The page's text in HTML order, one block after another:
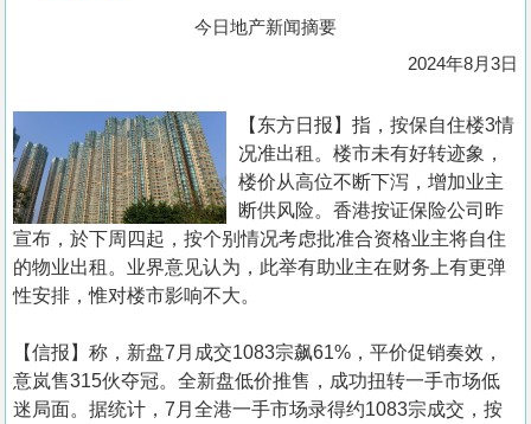
置
业
手
册
关
我
们
今日地产新闻摘要
2024年8月3日
【东方日报】指，按保自住楼3情
况准出租。楼市未有好转迹象，
楼价从高位不断下泻，增加业主
断供风险。香港按证保险公司昨
宣布，於下周四起，按个别情况考虑批准合资格业主将自住
的物业出租。业界意见认为，此举有助业主在财务上有更弹
性安排，惟对楼市影响不大。
【信报】称，新盘7月成交1083宗飙61%，平价促销奏效，
意岚售315伙夺冠。全新盘低价推售，成功扭转一手市场低
迷局面。据统计，7月全港一手市场录得约1083宗成交，按